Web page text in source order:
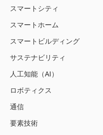
スマートシティ
スマートホーム
スマートビルディング
サステナビリティ
人工知能（AI）
ロボティクス
通信
要素技術